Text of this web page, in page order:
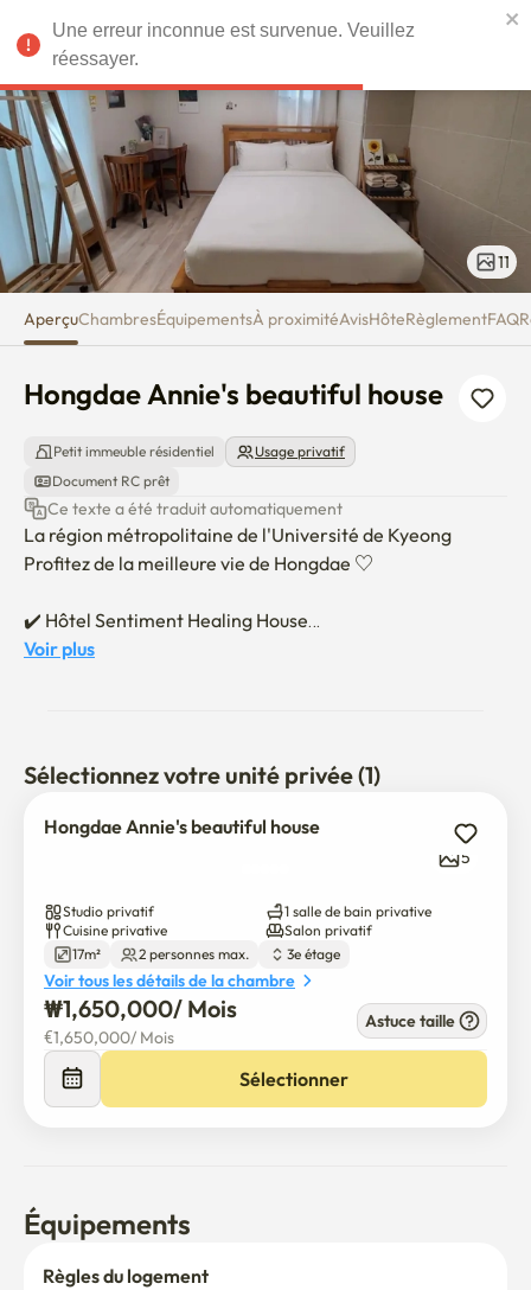
Hongdae Annie's beautiful
EUR
11
AperçuChambresÉquipementsÀ proximitéAvisHôteRèglementFAQ
Hongdae Annie's beautiful house
Petit immeuble résidentiel
Usage privatif
Document RC prêt
Ce texte a été traduit automatiquement
La région métropolitaine de l'Université de Kyeong
Profitez de la meilleure vie de Hongdae ♡
✔️ Hôtel Sentiment Healing House
✔️ À une minute de marche, diverses infrastructures
comme la nourriture, les divertissements, les magasins et
les hôpitaux.
universitaires, employés de bureau, etc. S'il vous plaît,
utilisez-le confortablement.
"Repose en paix et fais beaucoup de bons souvenirs." 😍 "
💬 N'hésitez pas à nous contacter!
Voir plus
Sélectionnez votre unité privée (1)
Hongdae Annie's beautiful house
5
Studio privatif
1 salle de bain privative
Cuisine privative
Salon privatif
17m²
2 personnes max. 3e étage
Voir tous les détails de la chambre
₩1,650,000/ Mois
€1,650,000/ Mois
Astuce taille
Sélectionner
Équipements
Règles du logement
Une erreur inconnue est survenue. Veuillez
réessayer.